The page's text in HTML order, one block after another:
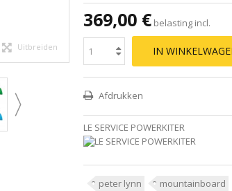
Uitbreiden
369,00 € belasting incl.
IN
Afdrukken
LE SERVICE POWERKITER
peter lynn mountainboard